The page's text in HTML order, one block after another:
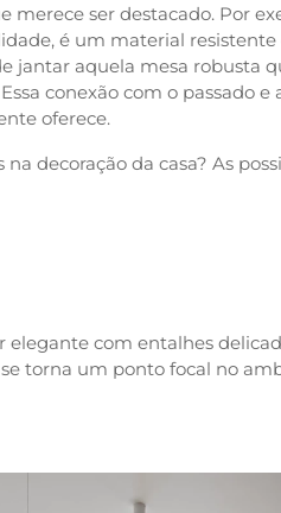
merece ser destacado. Por
é um material resistente
jantar aquela mesa robusta
conexão com o passado
oferece.
na decoração da casa? As
com entalhes
torna um ponto focal no